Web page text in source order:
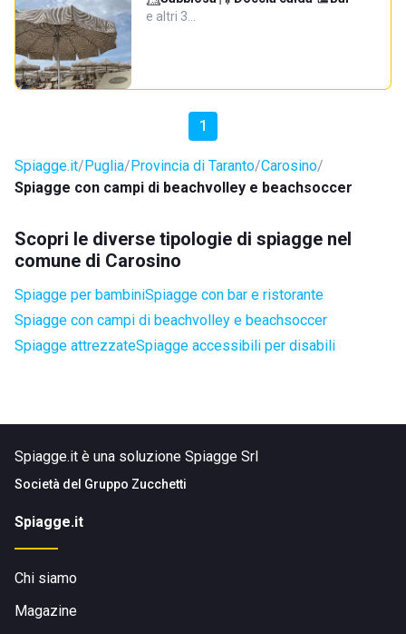
e altri 3…
1
Spiagge.it Puglia Provincia di Taranto Carosino
Spiagge con campi di beachvolley e beachsoccer
Scopri le diverse tipologie di spiagge nel
comune di Carosino
Spiagge per bambiniSpiagge con bar e ristorante
Spiagge con campi di beachvolley e beachsoccer
Spiagge attrezzateSpiagge accessibili per disabili
Spiagge.it è una soluzione Spiagge Srl
Società del Gruppo Zucchetti
Spiagge.it
Chi siamo
Magazine